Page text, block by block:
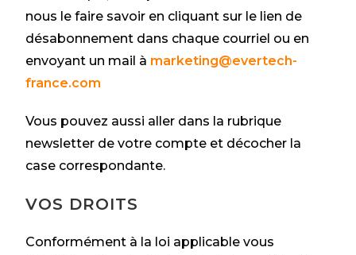
nous le faire savoir en cliquant sur le lien de
désabonnement dans chaque courriel ou en
envoyant un mail à marketing@evertech-
france.com
Vous pouvez aussi aller dans la rubrique
newsletter de votre compte et décocher la
case correspondante.
VOS DROITS
Conformément à la loi applicable vous